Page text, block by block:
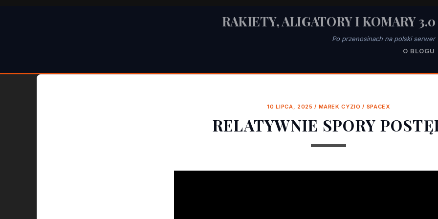
RAKIETY, ALIGATORY I KOMARY 3.0
Po przenosinach na polski serwer
O BLOGU
10 LIPCA, 2025 / MAREK CYZIO / SPACEX
RELATYWNIE SPORY